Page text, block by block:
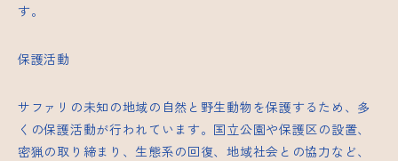
す。
保護活動
サファリの未知の地域の自然と野生動物を保護するため、多
くの保護活動が行われています。国立公園や保護区の設置、
密猟の取り締まり、生態系の回復、地域社会との協力など、